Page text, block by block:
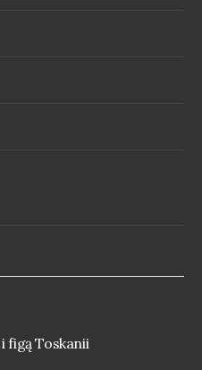
figą Toskanii